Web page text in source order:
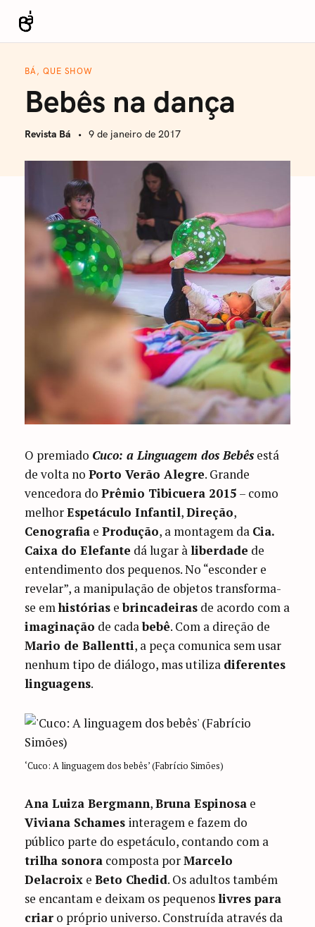
i
Revista Bá
BÁ, QUE SHOW
Bebês na dança
Revista Bá 9 de janeiro de 2017
O premiado Cuco: a Linguagem dos Bebês está
de volta noPorto Verão Alegre. Grande
vencedora doPrêmio Tibicuera 2015 – como
melhorEspetáculo Infantil,Direção,
Cenografia eProdução, a montagem da Cia.
Caixa do Elefante dá lugar àliberdade de
entendimento dos pequenos. No “esconder e
revelar”, a manipulação de objetos transforma-
se emhistórias ebrincadeiras de acordo com a
imaginação de cadabebê. Com a direção de
Mario de Ballentti, a peça comunica sem usar
nenhum tipo de diálogo, mas utiliza diferentes
linguagens.
‘Cuco: A linguagem dos bebês’ (Fabrício Simões)
Ana Luiza Bergmann,Bruna Espinosa e
Viviana Schames interagem e fazem do
público parte do espetáculo, contando com a
trilha sonora composta porMarcelo
Delacroix eBeto Chedid. Os adultos também
se encantam e deixam os pequenoslivres para
criar o próprio universo. Construída através da